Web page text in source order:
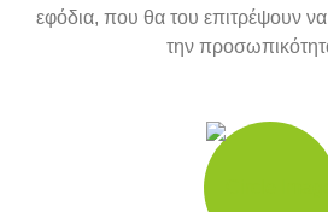
εφόδια, που θα του επιτρέψουν να
την